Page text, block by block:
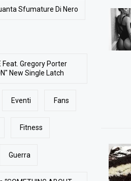
Sfumature Di Nero
Feat. Gregory Porter
New Single Latch
Eventi Fans
Fitness
Guerra